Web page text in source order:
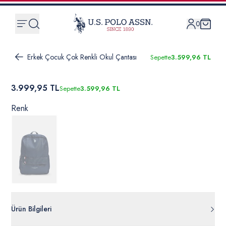
0
Erkek Çocuk Çok Renkli Okul Çantası Sepette3.599,96 TL
3.999,95 TLSepette3.599,96 TL
Renk
Ürün Bilgileri